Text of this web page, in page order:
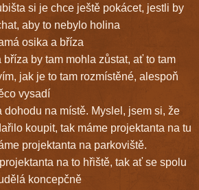
si je chce ještě pokácet, jestli by
aby to nebylo holina
osika a bříza
bříza by tam mohla zůstat, ať to tam
jak je to tam rozmístěné, alespoň
vysadí
dohodu na místě. Myslel, jsem si, že
koupit, tak máme projektanta na tu
projektanta na parkoviště.
na to hřiště, tak ať se spolu
koncepčně